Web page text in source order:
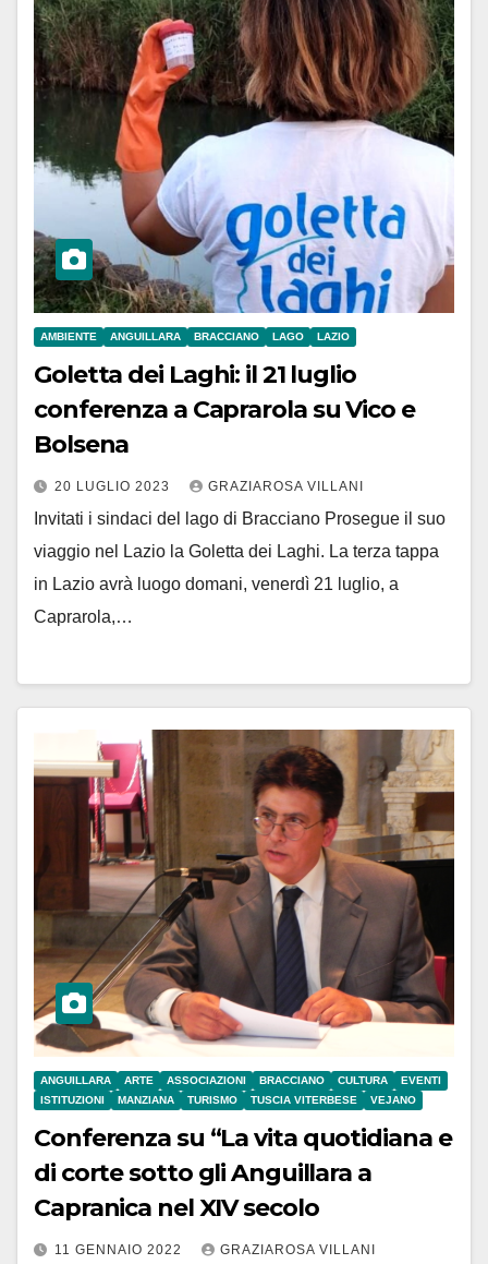
AMBIENTE ANGUILLARA BRACCIANO LAGO LAZIO
Goletta dei Laghi: il 21 luglio
conferenza a Caprarola su Vico e
Bolsena
20 LUGLIO 2023 GRAZIAROSA VILLANI
Invitati i sindaci del lago di Bracciano Prosegue il suo
viaggio nel Lazio la Goletta dei Laghi. La terza tappa
in Lazio avrà luogo domani, venerdì 21 luglio, a
Caprarola,…
ANGUILLARA ARTE ASSOCIAZIONI BRACCIANO CULTURA
EVENTI
ISTITUZIONI
MANZIANA TURISMO TUSCIA VITERBESE VEJANO
Conferenza su “La vita quotidiana e
di corte sotto gli Anguillara a
Capranica nel XIV secolo
11 GENNAIO 2022 GRAZIAROSA VILLANI